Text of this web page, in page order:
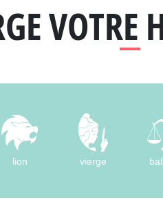
VOTRE
lion vierge